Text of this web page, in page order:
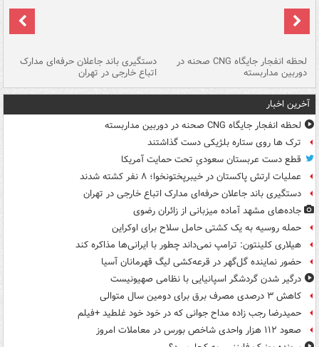
لحظه انفجار جایگاه CNG صحنه در
دوربین مداربسته
دستگیری باند جاعلان حرفه‌ای مدارک
اتباع خارجی در تهران
آخرین اخبار
لحظه انفجار جایگاه CNG صحنه در دوربین مداربسته
ترک ها روی ستاره بلژیکی دست گذاشتند
قطع دست عربستان سعودیِ تحت حمایت آمریکا
عملیات ارتش پاکستان در خیبرپختونخوا؛ ۸ نفر کشته شدند
دستگیری باند جاعلان حرفه‌ای مدارک اتباع خارجی در تهران
جاده‌های مشهد آماده میزبانی از زائران رضوی
حمله روسیه به یک کشتی حامل سلاح برای اوکراین
هیلاری کلینتون: ترامپ نمی‌داند چطور با ایرانی‌ها مذاکره کند
حضور نماینده گل‌گهر در قرعه‌کشی لیگ قهرمانان آسیا
درگیر شدن گردشگر اسپانیایی با نظامی صهیونیست
کاهش ۳ درصدی مصرف برق برای دومین سال متوالی
حمیدرضا رجب زاده مداح جوانی که در خود خود غلطید +فیلم
صعود ۱۱۲ هزار واحدی شاخص بورس در معاملات امروز